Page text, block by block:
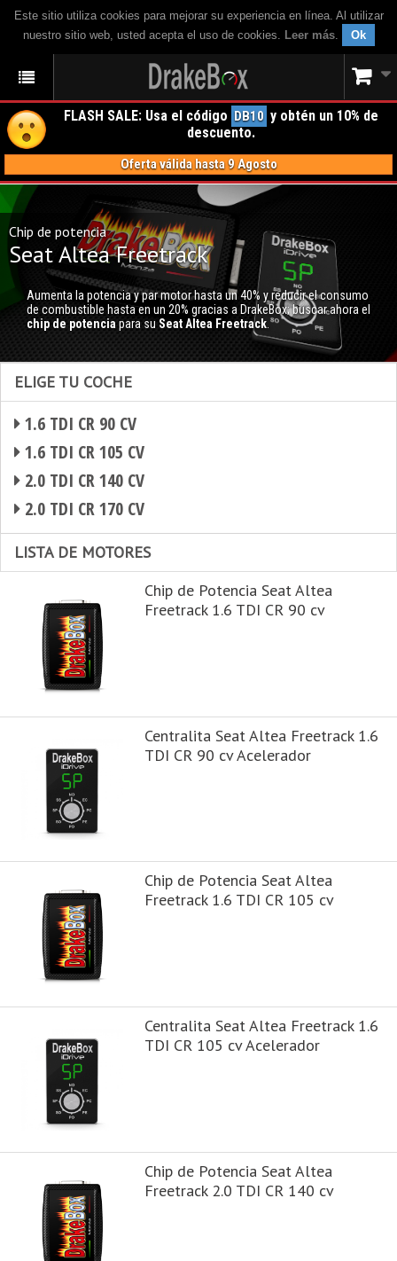
Este sitio utiliza cookies para mejorar su experiencia en línea. Al utilizar
nuestro sitio web, usted acepta el uso de cookies. Leer más. Ok
FLASH SALE: Usa el código DB10 y obtén un 10% de
descuento.
Oferta válida hasta 9 Agosto
Chip de potencia
Seat Altea Freetrack
Aumenta la potencia y par motor hasta un 40% y reducir el consumo
de combustible hasta en un 20% gracias a DrakeBox; buscar ahora el
chip de potencia para su Seat Altea Freetrack
ELIGE TU COCHE
1.6 TDI CR 90 CV
1.6 TDI CR 105 CV
2.0 TDI CR 140 CV
2.0 TDI CR 170 CV
LISTA DE MOTORES
Chip de Potencia Seat Altea
Freetrack 1.6 TDI CR 90 cv
Centralita Seat Altea Freetrack 1.6
TDI CR 90 cv Acelerador
Chip de Potencia Seat Altea
Freetrack 1.6 TDI CR 105 cv
Centralita Seat Altea Freetrack 1.6
TDI CR 105 cv Acelerador
Chip de Potencia Seat Altea
Freetrack 2.0 TDI CR 140 cv